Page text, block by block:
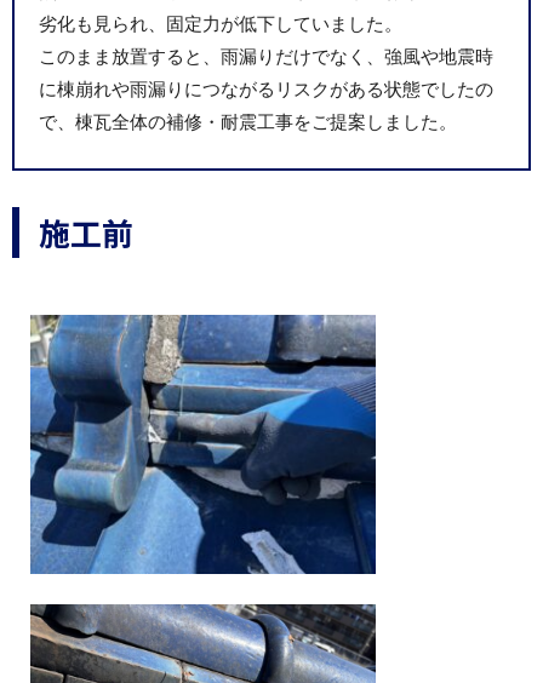
劣化も見られ、固定力が低下していました。
このまま放置すると、雨漏りだけでなく、強風や地震時
に棟崩れや雨漏りにつながるリスクがある状態でしたの
で、棟瓦全体の補修・耐震工事をご提案しました。
施工前